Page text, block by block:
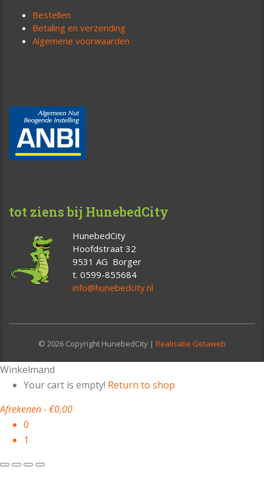
Bestellen
Betaling en verzending
Algemene voorwaarden
tot ziens bij HunebedCity
HunebedCity
Hoofdstraat 32
9531 AG Borger
t. 0599-855684
info@hunebedcity.nl
© 2026 Copyright HunebedCity | Realisatie Getaweb
Winkelmand
Your cart is empty! Return to shop
Afrekenen-€0,00
0
1